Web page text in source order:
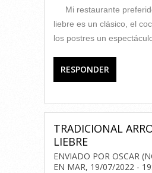
Mi restaurante
liebre es un clásico, el
los postres un
RESPONDER
TRADICIONAL
LIEBRE
ENVIADO POR OSCAR
EN MAR, 19/07/2022 -